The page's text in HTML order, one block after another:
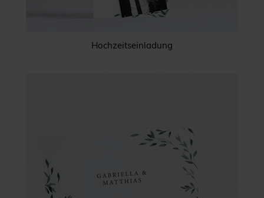
Hochzeitseinladung